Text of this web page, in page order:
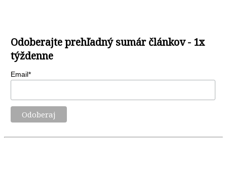
Odoberajte prehľadný sumár článkov - 1x
týždenne
Email*